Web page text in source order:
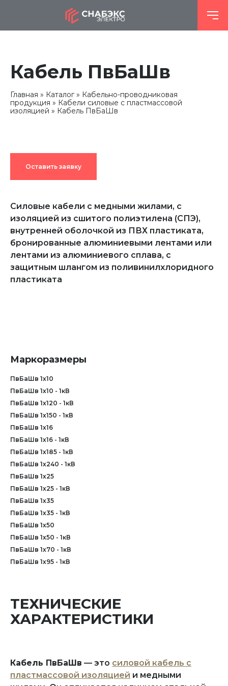
Кабель ПвБаШв
Главная Каталог
Кабельно-проводниковая
продукция
Кабели силовые с пластмассовой
изоляцией
Кабель ПвБаШв
Оставить заявку
Силовые кабели с медными жилами, с
изоляцией из сшитого полиэтилена (СПЭ),
внутренней оболочкой из ПВХ пластиката,
бронированные алюминиевыми лентами или
лентами из алюминиевого сплава, с
защитным шлангом из поливинилхлоридного
пластиката
Маркоразмеры
ПвБаШв 1х10
ПвБаШв 1х10 - 1кВ
ПвБаШв 1х120 - 1кВ
ПвБаШв 1х150 - 1кВ
ПвБаШв 1х16
ПвБаШв 1х16 - 1кВ
ПвБаШв 1х185 - 1кВ
ПвБаШв 1х240 - 1кВ
ПвБаШв 1х25
ПвБаШв 1х25 - 1кВ
ПвБаШв 1х35
ПвБаШв 1х35 - 1кВ
ПвБаШв 1х50
ПвБаШв 1х50 - 1кВ
ПвБаШв 1х70 - 1кВ
ПвБаШв 1х95 - 1кВ
ТЕХНИЧЕСКИЕ
ХАРАКТЕРИСТИКИ
Кабель ПвБаШв — это силовой кабель с
пластмассовой изоляцией и медными